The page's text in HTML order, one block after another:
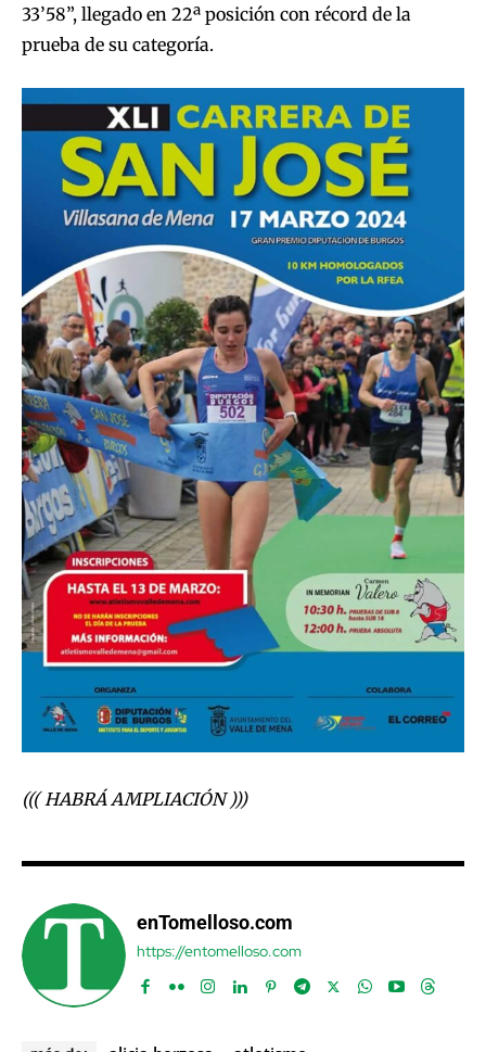
33’58”, llegado en 22ª posición con récord de la
prueba de su categoría.
((( HABRÁ AMPLIACIÓN )))
enTomelloso.com
https://entomelloso.com